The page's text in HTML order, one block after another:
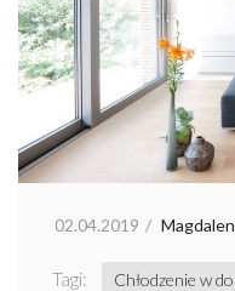
02.04.2019
Tagi: Chłodzenie w